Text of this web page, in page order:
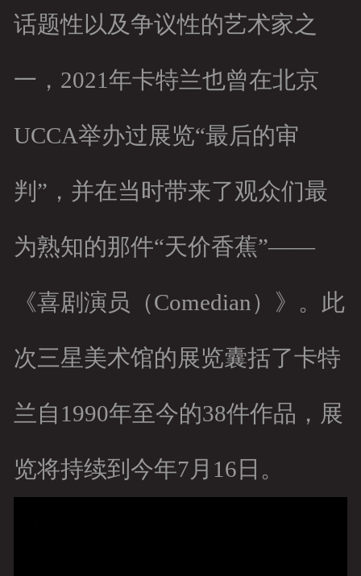
话题性以及争议性的艺术家之
一，2021年卡特兰也曾在北京
UCCA举办过展览“最后的审
判”，并在当时带来了观众们最
为熟知的那件“天价香蕉”——
《喜剧演员（Comedian）》。此
次三星美术馆的展览囊括了卡特
兰自1990年至今的38件作品，展
览将持续到今年7月16日。